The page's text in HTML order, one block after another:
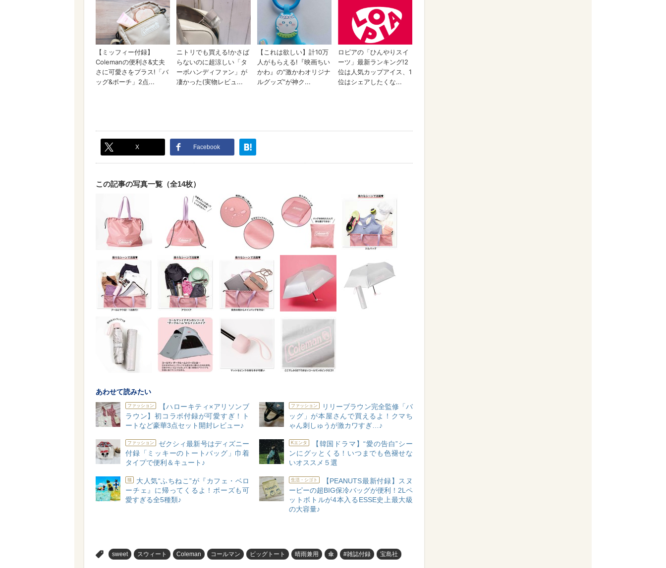
X Facebook
この記事の写真一覧（全14枚）
あわせて読みたい
ファッション
【ハローキティ×アリソンブ
ラウン】初コラボ付録が可愛すぎ！ト
ートなど豪華3点セット開封レビュー♪
ファッション
リリーブラウン完全監修「バ
ッグ」が本屋さんで買えるよ！クマち
ゃん刺しゅうが激カワすぎ…♪
ファッション
ゼクシィ最新号はディズニー
付録「ミッキーのトートバッグ」巾着
タイプで便利＆キュート♪
Kエンタ
【韓国ドラマ】“愛の告白”シー
ンにグッとくる！いつまでも色褪せな
いオススメ５選
猫
大人気“ふちねこ”が『カフェ・ベロ
ーチェ』に帰ってくるよ！ポーズも可
愛すぎる全5種類♪
生活・シゴト
【PEANUTS最新付録】スヌ
ーピーの超BIG保冷バッグが便利！2Lペ
ットボトルが4本入るESSE史上最大級
の大容量♪
sweet スウィート Coleman コールマン ビッグトート 晴雨兼用 傘 #雑誌付録 宝島社